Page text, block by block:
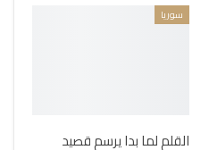
سوريا
القلم لما بدا يرسم قصيد